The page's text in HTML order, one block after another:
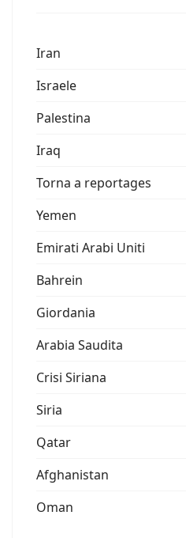
Iran
Israele
Palestina
Iraq
Torna a reportages
Yemen
Emirati Arabi Uniti
Bahrein
Giordania
Arabia Saudita
Crisi Siriana
Siria
Qatar
Afghanistan
Oman